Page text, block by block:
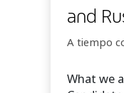
and
an
A tiempo
What we